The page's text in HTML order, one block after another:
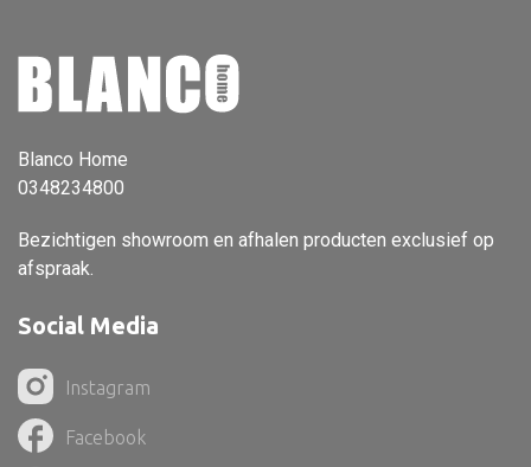
Vaas
Object
Pot
Dienblad
Mand
Roomdevider
Deco overig
Blanco Home
0348234800
Bezichtigen showroom en afhalen producten exclusief op
afspraak.
Social Media
Instagram
Facebook